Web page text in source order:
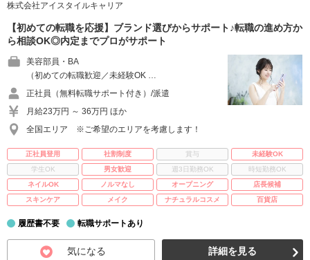
株式会社アイスタイルキャリア
【初めての転職を応援】ブランド選びからサポート♪転職の進め方か
ら相談OK◎内定までプロがサポート
美容部員・BA
（初めての転職歓迎／未経験OK …
正社員（無料転職サポート付き）/派遣
月給23万円 ～ 36万円 ほか
全国エリア ※ご希望のエリアを考慮します！
正社員登用 社割制度 賞与
未経験OK
学生OK
男女歓迎 週3日勤務OK
時短勤務OK
ネイルOK
ノルマなし オープニング
店長候補
スキンケア
メイク ナチュラルコスメ 百貨店
履歴書不要 転職サポートあり
気になる 詳細を見る